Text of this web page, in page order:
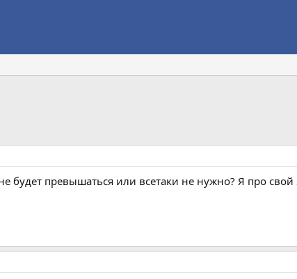
будет превышаться или всетаки не нужно? Я про